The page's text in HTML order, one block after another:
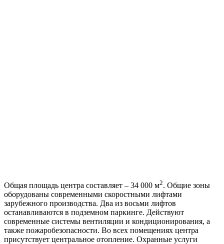
Общая площадь центра составляет – 34 000 м2. Общие зоны
оборудованы современными скоростными лифтами
зарубежного производства. Два из восьми лифтов
останавливаются в подземном паркинге. Действуют
современные системы вентиляции и кондиционирования, а
также пожаробезопасности. Во всех помещениях центра
присутствует центральное отопление. Охранные услуги